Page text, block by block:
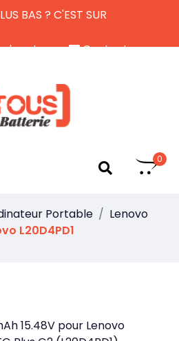
BAS ? C'EST SUR
de retour
Contactez-nous
0
Portable
Lenovo
L20D4PD1